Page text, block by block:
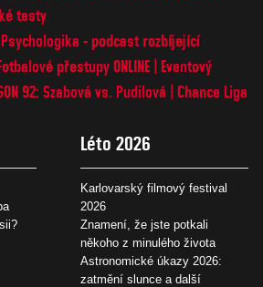
testy
Psychologika - podcast rozbíjející
přestupy ONLINE
Eventový
92: Szabová vs. Pudilová
Chance Liga
Léto 2026
Karlovarský filmový festival
2026
Znamení, že jste potkali
někoho z minulého života
Astronomické úkazy 2026:
zatmění slunce a další